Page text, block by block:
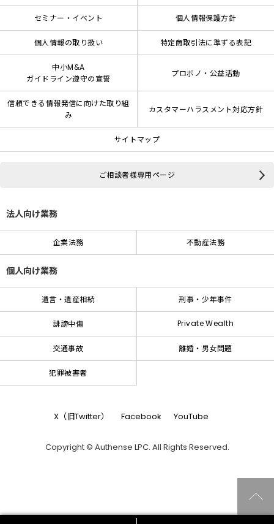
セミナー・イベント 個人情報保護方針
個人情報の取り扱い 特定商取引法に準ずる表記
中小M&A
ガイドライン遵守の宣誓
プロボノ・公益活動
信頼できる情報発信に向けた取り組
み
カスタマーハラスメント対応方針
サイトマップ
ご相談者様専用ページ
法人向け業務
企業法務 不動産法務
個人向け業務
遺言・遺産相続 刑事・少年事件
誹謗中傷 Private Wealth
交通事故 離婚・男女問題
犯罪被害者
X（旧Twitter） Facebook YouTube
Copyright © Authense LPC. All Rights Reserved.